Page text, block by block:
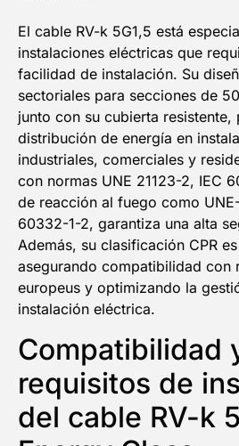
El cable RV-k 5G1,5 está
instalaciones eléctricas que
facilidad de instalación. Su
sectoriales para secciones de
junto con su cubierta resistente,
distribución de energía en
industriales, comerciales y
con normas UNE 21123-2, IEC
de reacción al fuego como
60332-1-2, garantiza una alta
Además, su clasificación CPR
asegurando compatibilidad con
europeus y optimizando la
instalación eléctrica.
Compatibilidad
requisitos de
del cable RV-k